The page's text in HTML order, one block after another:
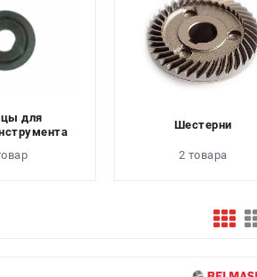
для
Шестерни
2 товара